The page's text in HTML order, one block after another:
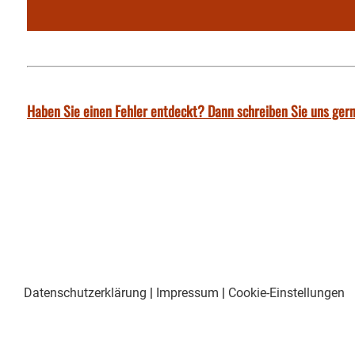
Haben Sie einen Fehler entdeckt? Dann schreiben Sie uns
Datenschutzerklärung | Impressum | Cookie-Einstellungen